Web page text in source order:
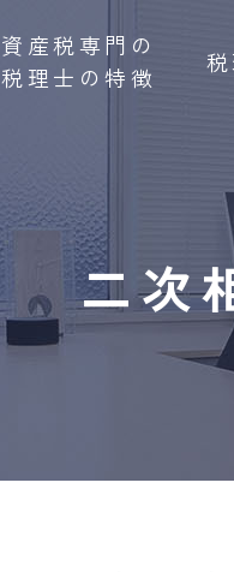
資産税専門の
税理士の特徴
二次